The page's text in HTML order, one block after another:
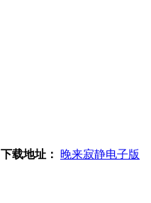
下载地址： 晚来寂静电子版